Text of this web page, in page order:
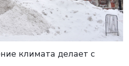
климата делает с